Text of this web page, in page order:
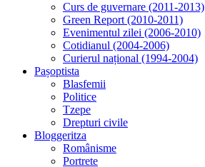
Curs de guvernare (2011-2013)
Green Report (2010-2011)
Evenimentul zilei (2006-2010)
Cotidianul (2004-2006)
Curierul național (1994-2004)
Pașoptista
Blasfemii
Politice
Tzepe
Drepturi civile
Bloggeritza
Românisme
Portrete